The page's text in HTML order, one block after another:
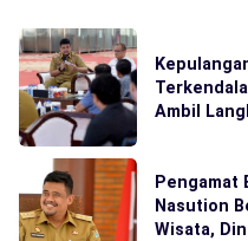
Ambil
Pengamat
Nasution
Wisata,